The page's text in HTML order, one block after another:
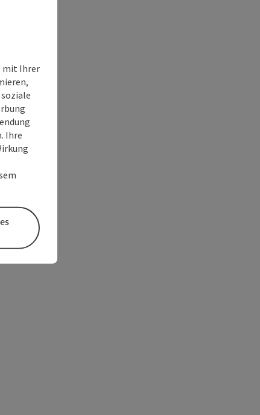
mit Ihrer
Ihre